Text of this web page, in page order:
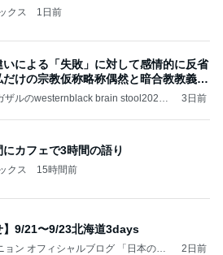
クス 1日前
いによる「失敗」に対して感情的に反省
けの宗教仮称略称偶然と暗合教教義候
ザルのwesternblack brain stool2024
3日前
カフェで3時間の語り
クス 15時間前
】9/21〜9/23北海道3days
ョン オフィシャルブログ 「日本の
2日前